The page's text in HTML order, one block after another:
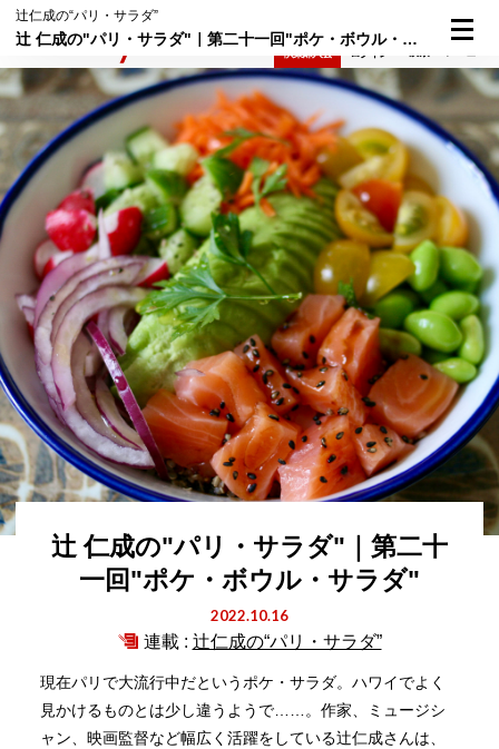
辻仁成の“パリ・サラダ”
辻 仁成の"パリ・サラダ"｜第二十一回"ポケ・ボウル・サラダ"
辻 仁成の"パリ・サラダ"｜第二十
一回"ポケ・ボウル・サラダ"
2022.10.16
連載 : 辻仁成の“パリ・サラダ”
現在パリで大流行中だというポケ・サラダ。ハワイでよく
見かけるものとは少し違うようで……。作家、ミュージシ
ャン、映画監督など幅広く活躍をしている辻仁成さんは、